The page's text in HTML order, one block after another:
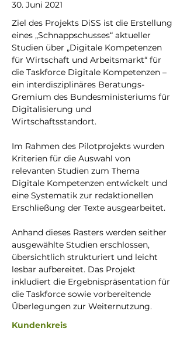
30. Juni 2021
Ziel des Projekts DiSS ist die Erstellung
eines „Schnappschusses“ aktueller
Studien über „Digitale Kompetenzen
für Wirtschaft und Arbeitsmarkt“ für
die Taskforce Digitale Kompetenzen –
ein interdisziplinäres Beratungs-
Gremium des Bundesministeriums für
Digitalisierung und
Wirtschaftsstandort.
Im Rahmen des Pilotprojekts wurden
Kriterien für die Auswahl von
relevanten Studien zum Thema
Digitale Kompetenzen entwickelt und
eine Systematik zur redaktionellen
Erschließung der Texte ausgearbeitet.
Anhand dieses Rasters werden seither
ausgewählte Studien erschlossen,
übersichtlich strukturiert und leicht
lesbar aufbereitet. Das Projekt
inkludiert die Ergebnispräsentation für
die Taskforce sowie vorbereitende
Überlegungen zur Weiternutzung.
Kundenkreis